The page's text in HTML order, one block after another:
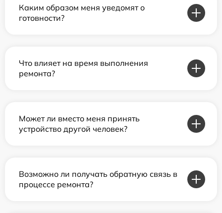
Каким образом меня уведомят о
готовности?
Что влияет на время выполнения
ремонта?
Может ли вместо меня принять
устройство другой человек?
Возможно ли получать обратную связь в
процессе ремонта?